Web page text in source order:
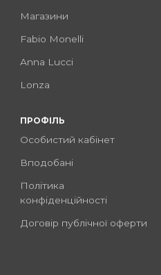
Магазини
Fabio Monelli
Anna Lucci
Lonza
ПРОФІЛЬ
Особистий кабінет
Вподобані
Політика
конфіденційності
Договір публічної оферти